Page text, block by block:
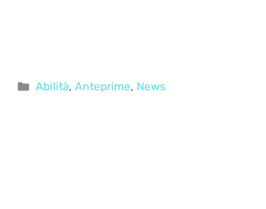
Categorie
Abilità,Anteprime, News